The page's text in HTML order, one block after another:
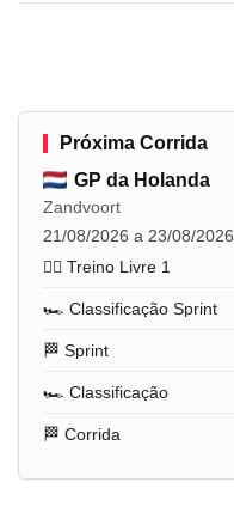
Próxima Corrida
GP da Holanda
Zandvoort
21/08/2026 a 23/08/2026
🏋️‍♂️ Treino Livre 1
🏎️ Classificação Sprint
🏁 Sprint
🏎️ Classificação
🏁 Corrida